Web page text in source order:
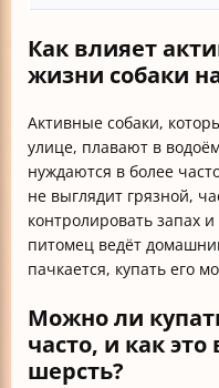
Как влияет
жизни собаки
Активные собаки,
улице, плавают в
нуждаются в более
не выглядит грязной,
контролировать запах
питомец ведёт
пачкается, купать его
Можно ли
часто, и как
шерсть?